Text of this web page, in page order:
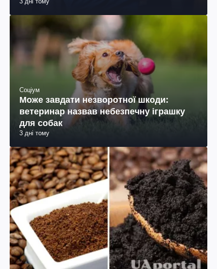
Соціум
Може завдати незворотної шкоди:
ветеринар назвав небезпечну іграшку
для собак
3 дні тому